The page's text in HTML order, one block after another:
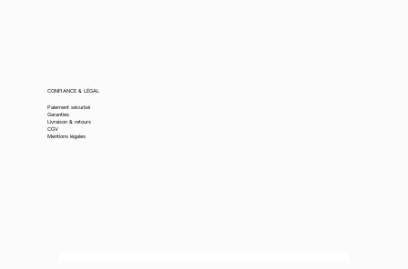
CONFIANCE & LÉGAL
Paiement sécurisé
Garanties
Livraison & retours
CGV
Mentions légales